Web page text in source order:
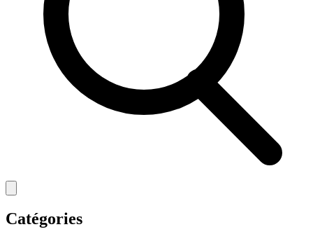
Catégories